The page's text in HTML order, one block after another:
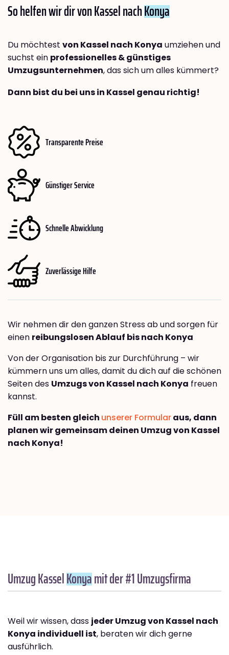
So helfen wir dir von Kassel nachKonya
Du möchtest von Kassel nach Konya umziehen und
suchst ein professionelles & günstiges
Umzugsunternehmen, das sich um alles kümmert?
Dann bist du bei uns in Kassel genau richtig!
Transparente Preise
Günstiger Service
Schnelle Abwicklung
Zuverlässige Hilfe
Wir nehmen dir den ganzen Stress ab und sorgen für
einen reibungslosen Ablauf bis nach Konya
Von der Organisation bis zur Durchführung – wir
kümmern uns um alles, damit du dich auf die schönen
Seiten des Umzugs von Kassel nach Konya freuen
kannst.
Füll am besten gleich unserer Formularaus, dann
planen wir gemeinsam deinen Umzug von Kassel
nach Konya!
Umzug KasselKonyamit der #1 Umzugsfirma
Weil wir wissen, dass jeder Umzug von Kassel nach
Konya individuell ist, beraten wir dich gerne
ausführlich.